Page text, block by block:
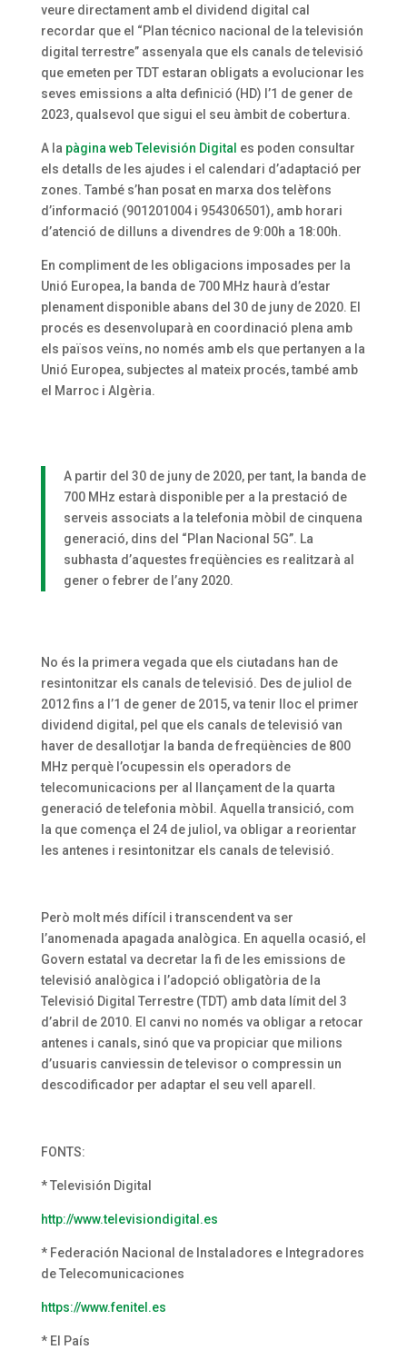
veure directament amb el dividend digital cal
recordar que el “Plan técnico nacional de la televisión
digital terrestre” assenyala que els canals de televisió
que emeten per TDT estaran obligats a evolucionar les
seves emissions a alta definició (HD) l’1 de gener de
2023, qualsevol que sigui el seu àmbit de cobertura.
A la pàgina web Televisión Digital es poden consultar
els detalls de les ajudes i el calendari d’adaptació per
zones. També s’han posat en marxa dos telèfons
d’informació (901201004 i 954306501), amb horari
d’atenció de dilluns a divendres de 9:00h a 18:00h.
En compliment de les obligacions imposades per la
Unió Europea, la banda de 700 MHz haurà d’estar
plenament disponible abans del 30 de juny de 2020. El
procés es desenvoluparà en coordinació plena amb
els països veïns, no només amb els que pertanyen a la
Unió Europea, subjectes al mateix procés, també amb
el Marroc i Algèria.
A partir del 30 de juny de 2020, per tant, la banda de
700 MHz estarà disponible per a la prestació de
serveis associats a la telefonia mòbil de cinquena
generació, dins del “Plan Nacional 5G”. La
subhasta d’aquestes freqüències es realitzarà al
gener o febrer de l’any 2020.
No és la primera vegada que els ciutadans han de
resintonitzar els canals de televisió. Des de juliol de
2012 fins a l’1 de gener de 2015, va tenir lloc el primer
dividend digital, pel que els canals de televisió van
haver de desallotjar la banda de freqüències de 800
MHz perquè l’ocupessin els operadors de
telecomunicacions per al llançament de la quarta
generació de telefonia mòbil. Aquella transició, com
la que comença el 24 de juliol, va obligar a reorientar
les antenes i resintonitzar els canals de televisió.
Però molt més difícil i transcendent va ser
l’anomenada apagada analògica. En aquella ocasió, el
Govern estatal va decretar la fi de les emissions de
televisió analògica i l’adopció obligatòria de la
Televisió Digital Terrestre (TDT) amb data límit del 3
d’abril de 2010. El canvi no només va obligar a retocar
antenes i canals, sinó que va propiciar que milions
d’usuaris canviessin de televisor o compressin un
descodificador per adaptar el seu vell aparell.
FONTS:
* Televisión Digital
http://www.televisiondigital.es
* Federación Nacional de Instaladores e Integradores
de Telecomunicaciones
https://www.fenitel.es
* El País